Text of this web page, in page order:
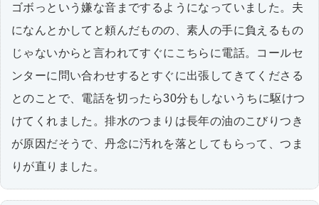
ゴボっという嫌な音までするようになっていました。夫
になんとかしてと頼んだものの、素人の手に負えるもの
じゃないからと言われてすぐにこちらに電話。コールセ
ンターに問い合わせするとすぐに出張してきてくださる
とのことで、電話を切ったら30分もしないうちに駆けつ
けてくれました。排水のつまりは長年の油のこびりつき
が原因だそうで、丹念に汚れを落としてもらって、つま
りが直りました。